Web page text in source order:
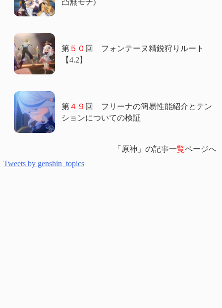
第５０ 回 フォンテーヌ精鋭狩りルート
【4.2】
第４９ 回 フリーナの簡易性能紹介とテン
ションについての検証
「原神」の記事一覧ページへ
Tweets by genshin_topics